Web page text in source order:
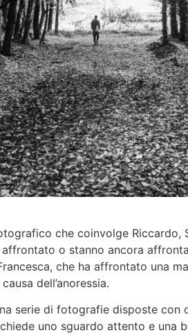
che coinvolge Riccardo,
o stanno ancora
che ha affrontato una
dell’anoressia.
serie di fotografie disposte con
uno sguardo attento e una